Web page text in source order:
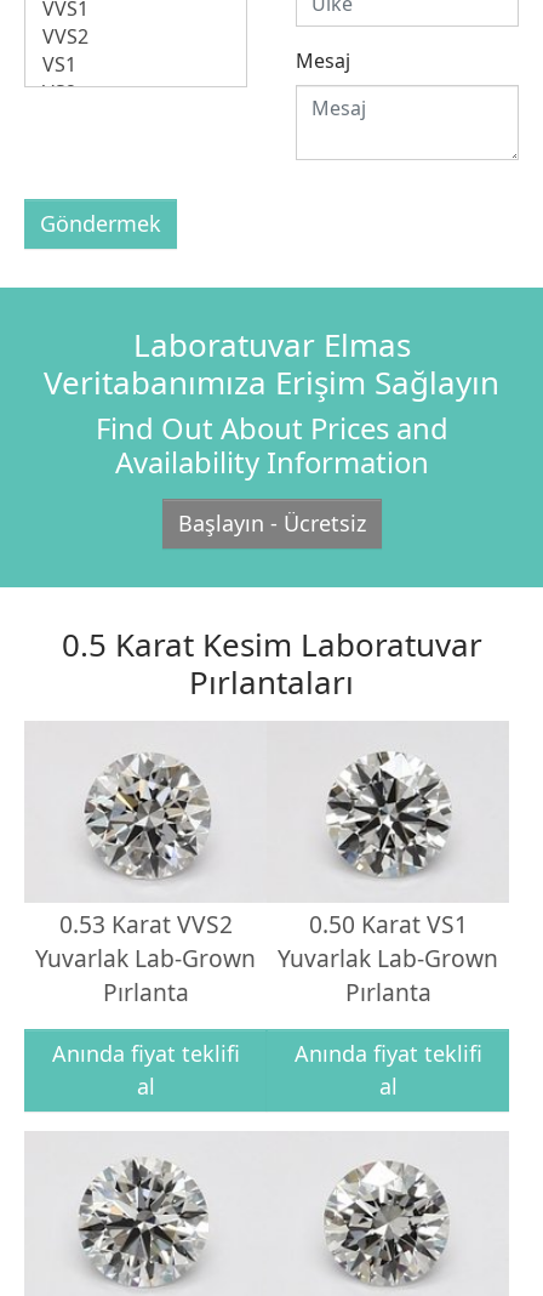
Mesaj
Göndermek
Laboratuvar Elmas
Veritabanımıza Erişim Sağlayın
Find Out About Prices and
Availability Information
Başlayın - Ücretsiz
0.5 Karat Kesim Laboratuvar
Pırlantaları
0.53 Karat VVS2
Yuvarlak Lab-Grown
Pırlanta
Anında fiyat teklifi
al
0.50 Karat VS1
Yuvarlak Lab-Grown
Pırlanta
Anında fiyat teklifi
al